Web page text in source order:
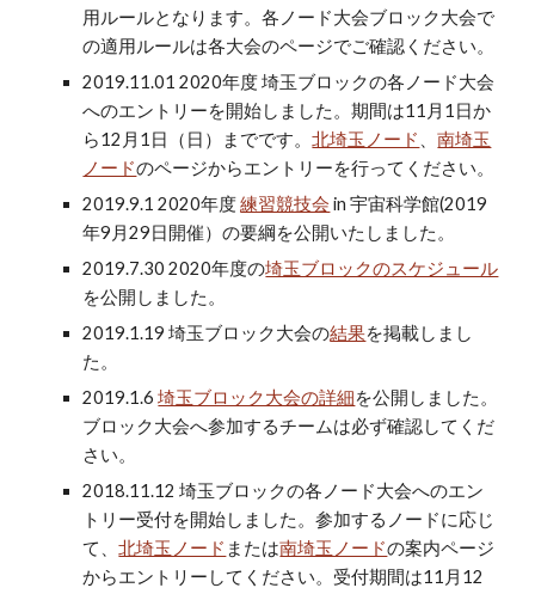
用ルールとなります。各ノード大会ブロック大会で
の適用ルールは各大会のページでご確認ください。
2019.11.01 2020年度 埼玉ブロックの各ノード大会
へのエントリーを開始しました。期間は11月1日か
ら12月1日（日）までです。北埼玉ノード 、南埼玉
ノードのページからエントリーを行ってください。
2019.9.1 2020年度練習競技会 in 宇宙科学館(2019
年9月29日開催）の要綱を公開いたしました。
2019.7.30 2020年度の埼玉ブロックのスケジュール
を公開しました。
2019.1.19 埼玉ブロック大会の結果を掲載しまし
た。
2019.1.6埼玉ブロック大会の詳細を公開しました。
ブロック大会へ参加するチームは必ず確認してくだ
さい。
2018.11.12 埼玉ブロックの各ノード大会へのエン
トリー受付を開始しました。参加するノードに応じ
て、北埼玉ノード または南埼玉ノードの案内ページ
からエントリーしてください。受付期間は11月12